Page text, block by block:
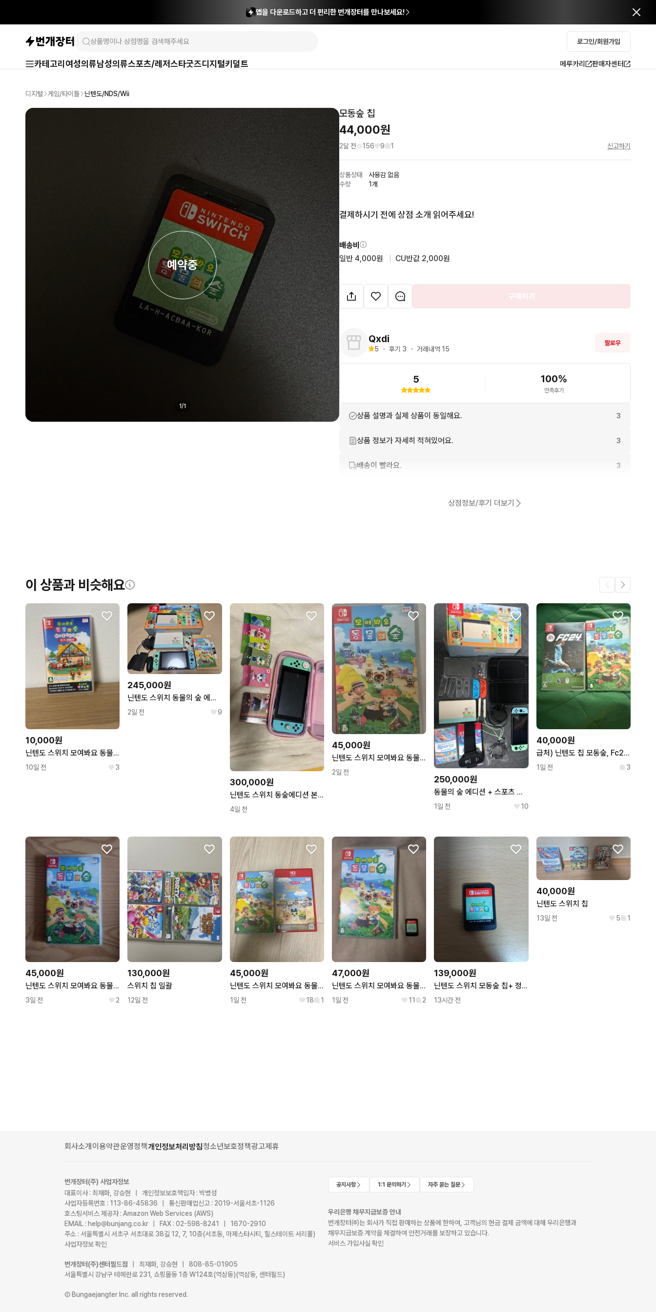
앱을 다운로드하고 더 편리한 번개장터를 만나보세요!
로그인/회원가입
카테고리 여성의류남성의류스포츠/레저스타굿즈디지털키덜트 메루카리 판매자센터
디지털 게임/타이틀 닌텐도/NDS/Wii
예약중
1/1
모동숲 칩
44,000원
2달 전 156 9 1 신고하기
상품상태
사용감 없음
수량
1개
결제하시기 전에 상점 소개 읽어주세요!
배송비
일반 4,000원
CU반값 2,000원
구매하기
Qxdi
5 ・ 후기 3 ・ 거래내역 15
팔로우
5 100%
만족후기
상품 설명과 실제 상품이 동일해요. 3
상품 정보가 자세히 적혀있어요. 3
배송이 빨라요. 3
상점정보/후기 더보기
이 상품과 비슷해요
10,000원
닌텐도 스위치 모여봐요 동물의 숲 칩케이스
10일 전 3
245,000원
닌텐도 스위치 동물의 숲 에디션 칩 포함 보호필름부착o
2일 전 9
300,000원
닌텐도 스위치 동숲에디션 본체 + 아미보 카드 28장+ 동숲칩 일괄 판매합니다
4일 전
45,000원
닌텐도 스위치 모여봐요 동물의 숲 칩
2일 전
250,000원
동물의 숲 에디션 + 스포츠 칩 닌텐도 스위치
1일 전 10
40,000원
급처) 닌텐도 칩 모동숲, Fc24 판매합니다
1일 전 3
45,000원
닌텐도 스위치 모여봐요 동물의 숲
3일 전 2
130,000원
스위치 칩 일괄
12일 전
45,000원
닌텐도 스위치 모여봐요 동물의숲 칩 , 다마고치 원더 샵 칩
1일 전 18 1
47,000원
닌텐도 스위치 모여봐요 동물의 숲
1일 전 11 2
139,000원
닌텐도 스위치 모동숲 칩+ 정품 한글판 동숲 아미보 20장 일괄
13시간 전
40,000원
닌텐도 스위치 칩
13일 전 5 1
회사소개 이용약관운영정책개인정보처리방침청소년보호정책광고제휴
번개장터(주) 사업자정보
대표이사 : 최재화, 강승현 | 개인정보보호책임자 : 박병성
사업자등록번호 : 113-86-45836 | 통신판매업신고 : 2019-서울서초-1126
호스팅서비스 제공자 : Amazon Web Services (AWS)
EMAIL : help@bunjang.co.kr | FAX : 02-598-8241 | 1670-2910
주소 : 서울특별시 서초구 서초대로 38길 12, 7, 10층(서초동, 마제스타시티, 힐스테이트 서리풀)
사업자정보 확인
번개장터(주)센터필드점
| 최재화, 강승현 | 808-85-01905
서울특별시 강남구 테헤란로 231, 쇼핑몰동 1층 W124호(역삼동)(역삼동, 센터필드)
Ⓒ Bungaejangter Inc. all rights reserved.
공지사항 1:1 문의하기 자주 묻는 질문
우리은행 채무지급보증 안내
번개장터㈜는 회사가 직접 판매하는 상품에 한하여, 고객님의 현금 결제 금액에 대해 우리은행과
채무지급보증 계약을 체결하여 안전거래를 보장하고 있습니다.
서비스 가입사실 확인